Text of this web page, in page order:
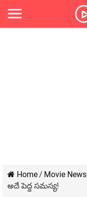
Home/ Movie News
అదే పెద్ద స‌మ‌స్య‌!